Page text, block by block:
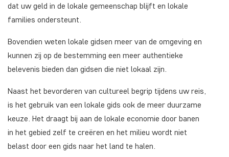
dat uw geld in de lokale gemeenschap blijft en lokale
families ondersteunt.
Bovendien weten lokale gidsen meer van de omgeving en
kunnen zij op de bestemming een meer authentieke
belevenis bieden dan gidsen die niet lokaal zijn.
Naast het bevorderen van cultureel begrip tijdens uw reis,
is het gebruik van een lokale gids ook de meer duurzame
keuze. Het draagt bij aan de lokale economie door banen
in het gebied zelf te creëren en het milieu wordt niet
belast door een gids naar het land te halen.